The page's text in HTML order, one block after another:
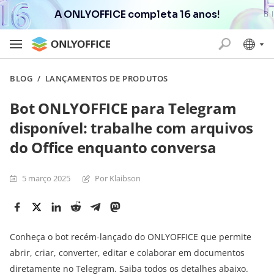
A ONLYOFFICE completa 16 anos!
BLOG / LANÇAMENTOS DE PRODUTOS
Bot ONLYOFFICE para Telegram
disponível: trabalhe com arquivos
do Office enquanto conversa
5 março 2025 Por Klaibson
Conheça o bot recém-lançado do ONLYOFFICE que permite
abrir, criar, converter, editar e colaborar em documentos
diretamente no Telegram. Saiba todos os detalhes abaixo.